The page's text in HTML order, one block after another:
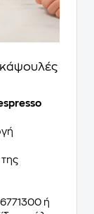
κάψουλές
ή